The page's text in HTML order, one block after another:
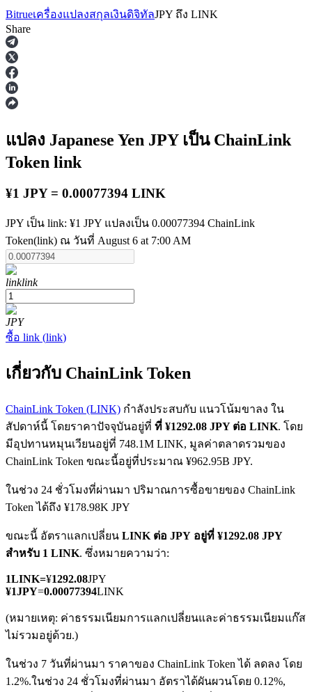
ฟิวเจอร์ส
ฟิวเจอร์ส USDT
ฟิวเจอร์สที่ใช้ USDT เป็นหลักประกัน
ฟิวเจอร์ส COIN-M
ฟิวเจอร์สสกุลเงินดิจิทัล
TradFi
อนุพันธ์ของหุ้น ฟอเร็กซ์ โลหะมีค่า และสินค้าโภคภัณฑ์
ฟิวเจอร์ส USDC
Bitrueเครื่องแปลงสกุลเงินดิจิทัลJPY ถึง LINK
Share
แปลง Japanese Yen JPYเป็น ChainLink
Token link
¥1 JPY = 0.00077394 LINK
JPY เป็น link: ¥1 JPY แปลงเป็น 0.00077394 ChainLink
Token(link) ณ วันที่ August 6 at 7:00 AM
linklink
JPY
ซื้อ link (link)
เกี่ยวกับ ChainLink Token
ChainLink Token (LINK) กำลังประสบกับ แนวโน้มขาลง ใน
สัปดาห์นี้ โดยราคาปัจจุบันอยู่ที่ ที่ ¥1292.08 JPY ต่อ LINK. โดย
มีอุปทานหมุนเวียนอยู่ที่ 748.1M LINK, มูลค่าตลาดรวมของ
ChainLink Token ขณะนี้อยู่ที่ประมาณ ¥962.95B JPY.
ในช่วง 24 ชั่วโมงที่ผ่านมา ปริมาณการซื้อขายของ ChainLink
Token ได้ถึง ¥178.98K JPY
ขณะนี้ อัตราแลกเปลี่ยน LINK ต่อ JPY อยู่ที่ ¥1292.08 JPY
สำหรับ 1 LINK. ซึ่งหมายความว่า:
1LINK=¥1292.08JPY
¥1JPY=0.00077394LINK
(หมายเหตุ: ค่าธรรมเนียมการแลกเปลี่ยนและค่าธรรมเนียมแก๊ส
ไม่รวมอยู่ด้วย.)
ในช่วง 7 วันที่ผ่านมา ราคาของ ChainLink Token ได้ ลดลง โดย
1.2%.ในช่วง 24 ชั่วโมงที่ผ่านมา อัตราได้ผันผวนโดย 0.12%,